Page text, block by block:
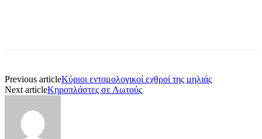
Previous articleΚύριοι εντομολογικοί εχθροί της μηλιάς
Next articleΚηροπλάστες σε Λωτούς